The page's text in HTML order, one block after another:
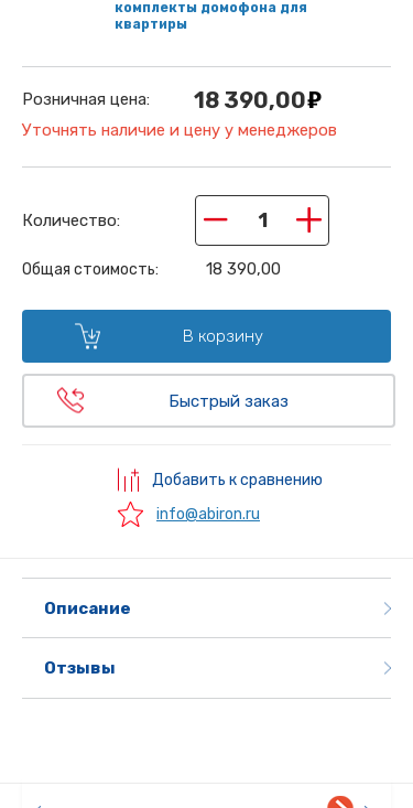
Розничная цена: 18 390,00
Уточнять наличие и цену у менеджеров
Количество: − +
Общая стоимость: 18 390,00
В корзину
Быстрый заказ
Добавить к сравнению
info@abiron.ru
комплекты домофона для
квартиры
Описание
Отзывы